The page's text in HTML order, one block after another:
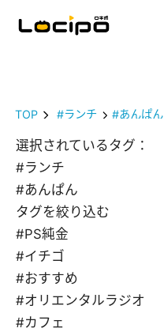
TOP #ランチ #あんぱん
選択されているタグ：
#ランチ
#あんぱん
タグを絞り込む
#PS純金
#イチゴ
#おすすめ
#オリエンタルラジオ
#カフェ